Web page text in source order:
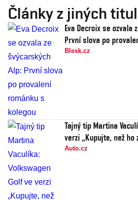
Články z jiných
Eva Decroix se ozvala
První slova po
Blesk.cz
Tajný tip Martina
verzi „Kupujte, než ho
Auto.cz